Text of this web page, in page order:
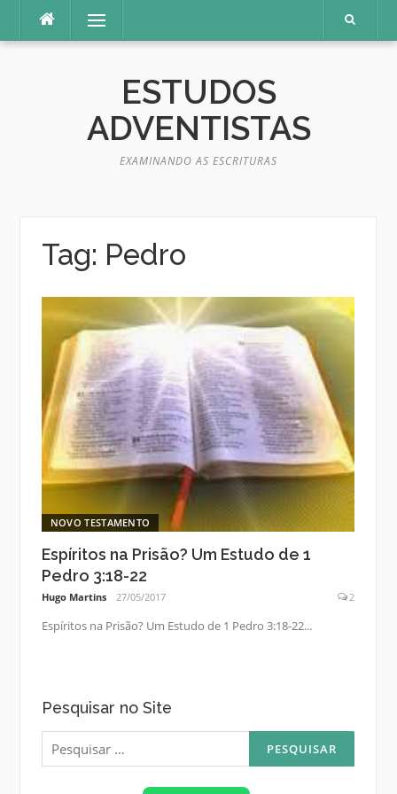
o
Menu
ESTUDOS
ADVENTISTAS
EXAMINANDO AS ESCRITURAS
Tag: Pedro
NOVO TESTAMENTO
Espíritos na Prisão? Um Estudo de 1
Pedro 3:18-22
Hugo Martins 27/05/2017 2
Espíritos na Prisão? Um Estudo de 1 Pedro 3:18-22...
Pesquisar no Site
Pesquisar
por: